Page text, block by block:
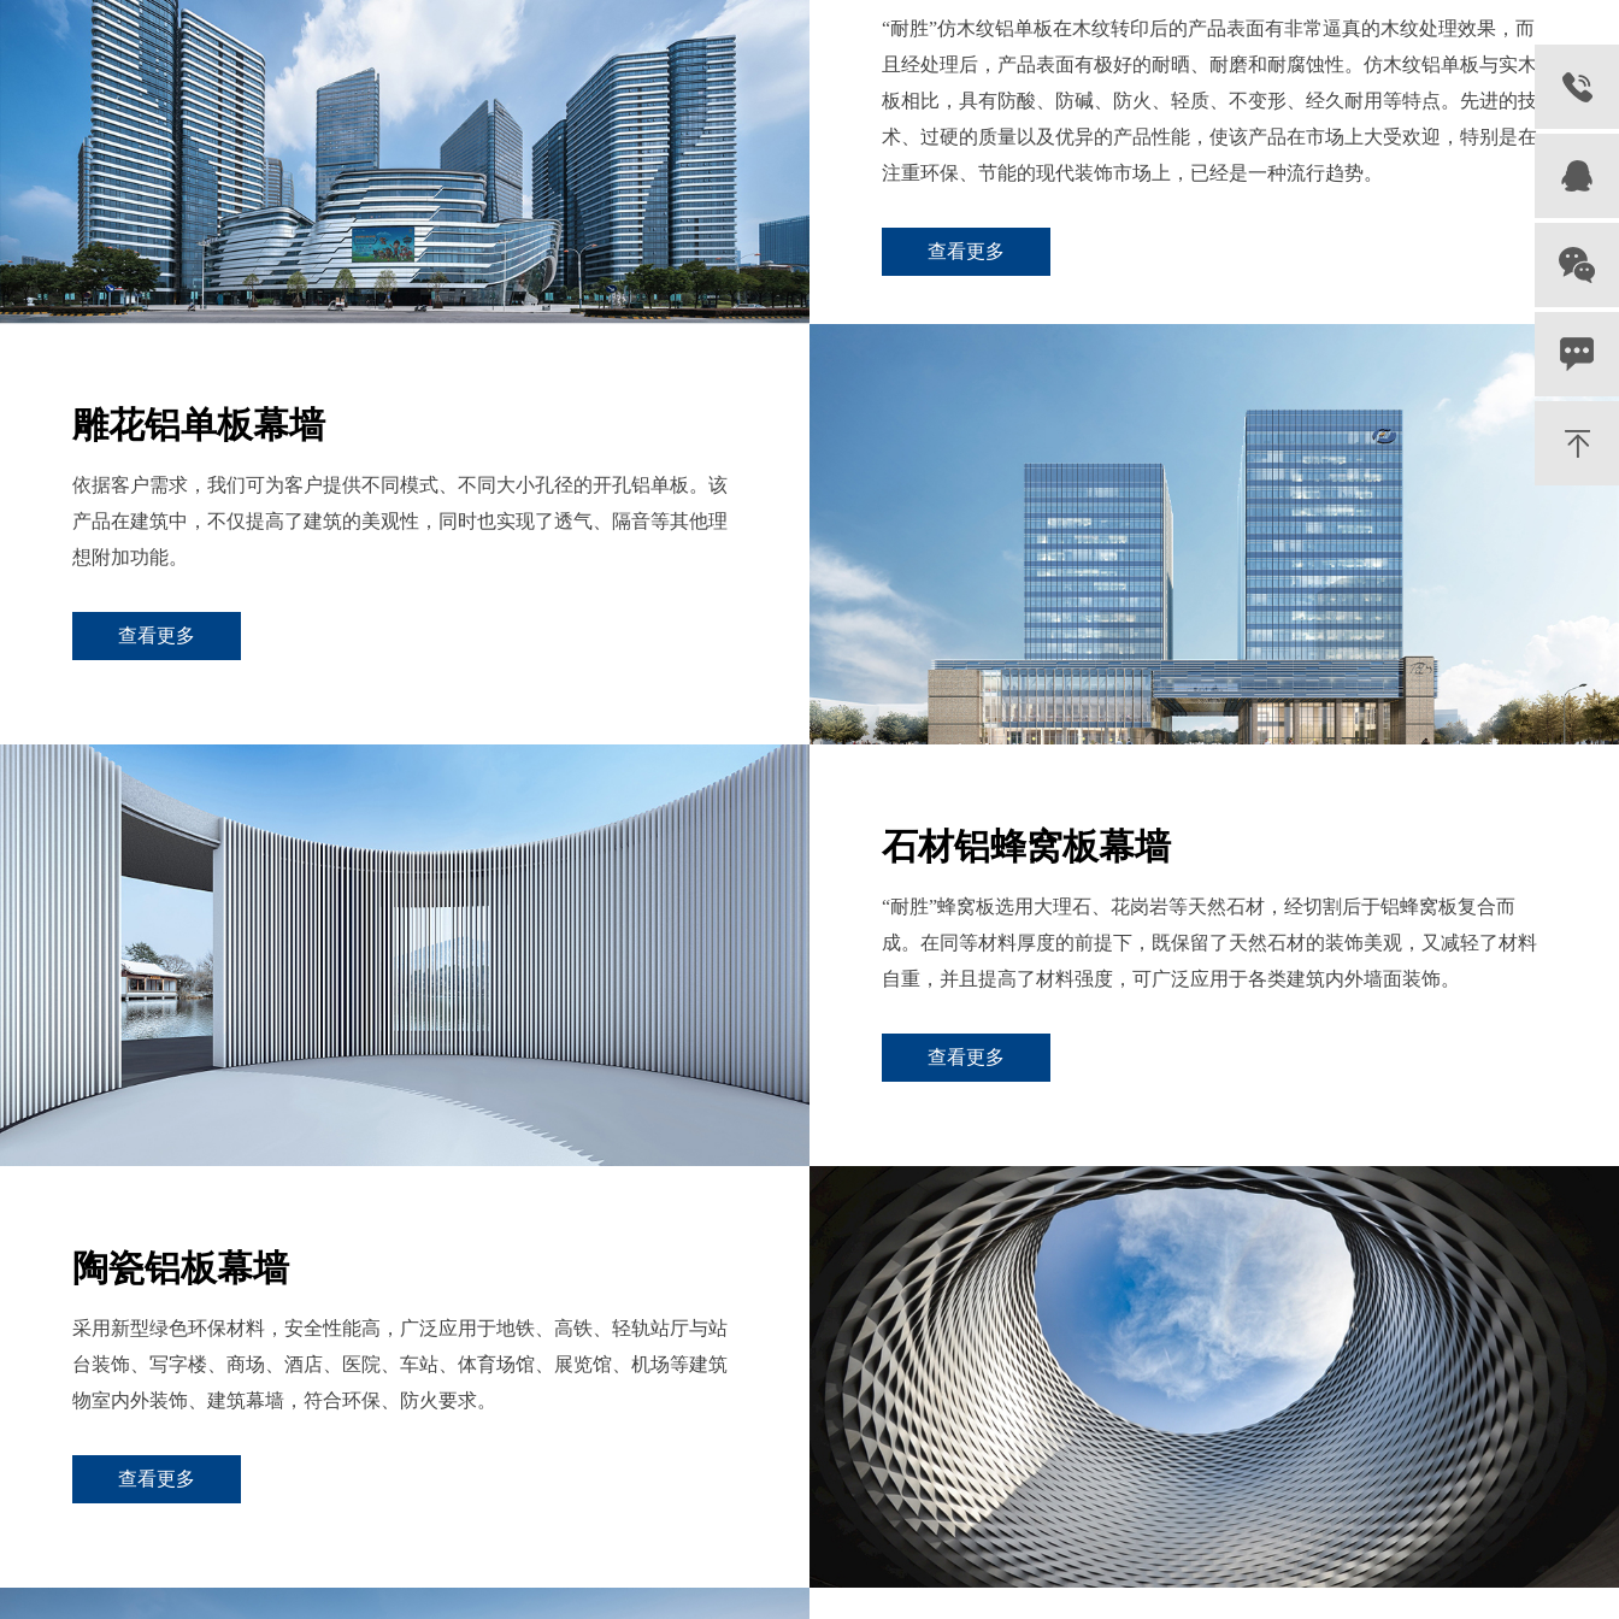
​“耐胜”仿木纹铝单板在木纹转印后的产品表面有非常逼真的木纹处理效果，而
且经处理后，产品表面有极好的耐晒、耐磨和耐腐蚀性。仿木纹铝单板与实木
板相比，具有防酸、防碱、防火、轻质、不变形、经久耐用等特点。先进的技
术、过硬的质量以及优异的产品性能，使该产品在市场上大受欢迎，特别是在
注重环保、节能的现代装饰市场上，已经是一种流行趋势。
查看更多
雕花铝单板幕墙
​依据客户需求，我们可为客户提供不同模式、不同大小孔径的开孔铝单板。该
产品在建筑中，不仅提高了建筑的美观性，同时也实现了透气、隔音等其他理
想附加功能。
查看更多
石材铝蜂窝板幕墙
​“耐胜”蜂窝板选用大理石、花岗岩等天然石材，经切割后于铝蜂窝板复合而
成。在同等材料厚度的前提下，既保留了天然石材的装饰美观，又减轻了材料
自重，并且提高了材料强度，可广泛应用于各类建筑内外墙面装饰。
查看更多
陶瓷铝板幕墙
采用新型绿色环保材料，安全性能高，广泛应用于地铁、高铁、轻轨站厅与站
台装饰、写字楼、商场、酒店、医院、车站、体育场馆、展览馆、机场等建筑
物室内外装饰、建筑幕墙，符合环保、防火要求。
查看更多